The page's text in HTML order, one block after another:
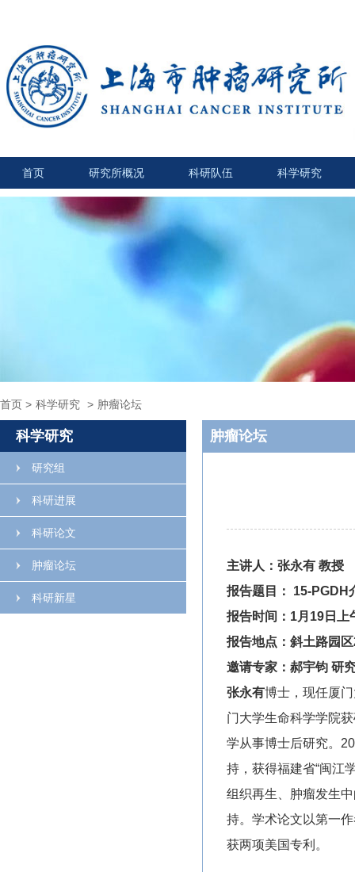
首页 研究所概况 科研队伍 科学研究
首页 > 科学研究 > 肿瘤论坛
科学研究
研究组
科研进展
科研论文
肿瘤论坛
科研新星
肿瘤论坛
主讲人：张永有 教授
报告题目：
15-PGDH
报告时间： 1月 19 日上
报告地点：斜土路园区
邀请专家：郝宇钧 研
张永有博士，现任厦
门大学生命科学学院
学从事博士后研究。
持，获得福建省“闽江
组织再生、肿瘤发生
持。学术论文以第一
获两项美国专利。